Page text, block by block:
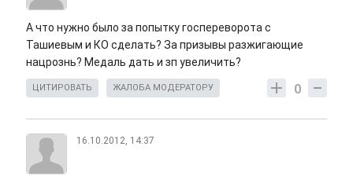
А что нужно было за попытку госпереворота с
Ташиевым и КО сделать? За призывы разжигающие
нацрознь? Медаль дать и зп увеличить?
0
ЦИТИРОВАТЬ ЖАЛОБА МОДЕРАТОРУ
16.10.2012, 14:37